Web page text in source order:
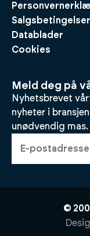
Salgsbetingelser
Datablader
Cookies
Meld deg på
Nyhetsbrevet
nyheter i
unødvendig mas.
©